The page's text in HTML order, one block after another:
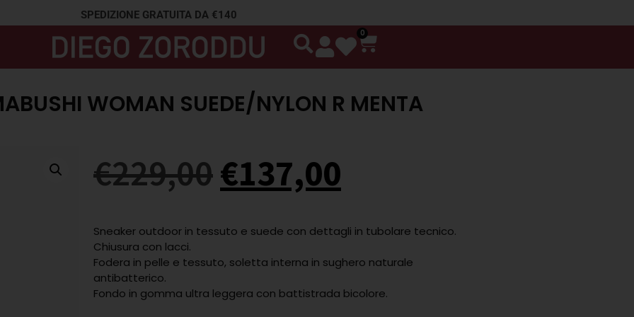
SPEDIZIONE GRATUITA DA €140
0
WOMAN SUEDE/NYLON R MENTA
€229,00€137,00
Sneaker outdoor in tessuto e suede con dettagli in tubolare tecnico.
Chiusura con lacci.
Fodera in pelle e tessuto, soletta interna in sughero naturale
antibatterico.
Fondo in gomma ultra leggera con battistrada bicolore.